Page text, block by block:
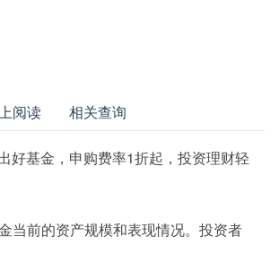
阅读 相关查询
好基金，申购费率1折起，投资理财轻
当前的资产规模和表现情况。投资者